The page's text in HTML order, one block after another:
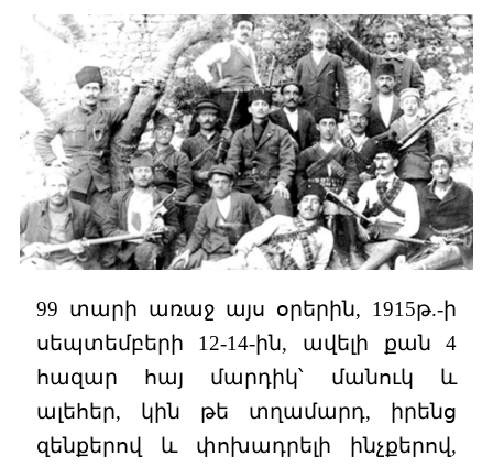
99 տարի առաջ այս օրերին, 1915թ.-ի
սեպտեմբերի 12-14-ին, ավելի քան 4
հազար հայ մարդիկ՝ մանուկ և
ալեհեր, կին թե տղամարդ, իրենց
զենքերով և փոխադրելի ինչքերով,